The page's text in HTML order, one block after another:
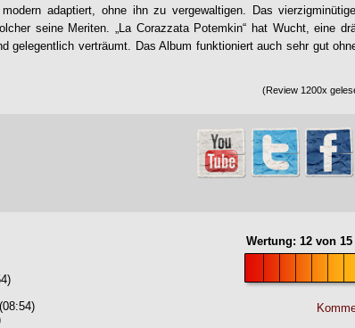
adaptiert, ohne ihn zu vergewaltigen. Das
seine Meriten. „ La Corazzata Potemkin“ hat Wucht, eine
gelegentlich verträumt. Das Album funktioniert auch sehr gut
(Review 1200x
Wertung: 12 von 15